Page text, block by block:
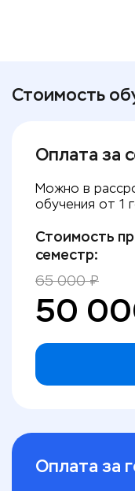
Стоимость
Оплата за
Можно в
обучения от 1
Стоимость
семестр:
65 000₽
50
Оплата за